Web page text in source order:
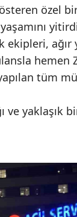
özel
ağır
tüm
ve yaklaşık